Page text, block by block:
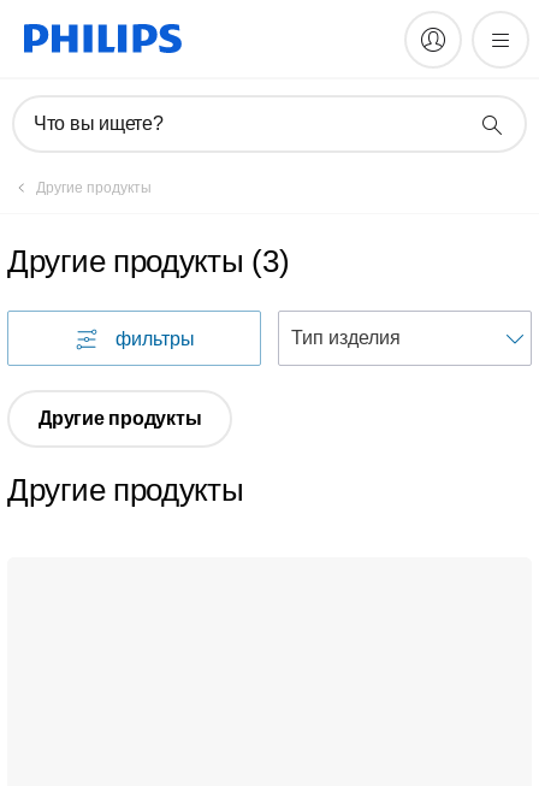
Что вы ищете?
Другие продукты
Другие продукты (3)
фильтры
Другие продукты
Другие продукты